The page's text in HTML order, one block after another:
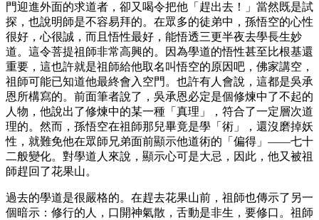
門迎進外面的求道者，卻又喝令把他「趕出去！」當然既是試
探，也說明師是不容易拜的。在眾多的徒弟中，孫悟空的心性
很好，心很誠，而且悟性最好，能悟透三更半夜去學長生妙
道。這令菩提祖師非常高興的。因為學道的悟性甚至比根基還
重要，這也許就是祖師給他取名叫悟空的原因吧，佛家講空，
祖師可能已知道他最終會入空門。也許有人會說，這都是吳承
恩所構寫的。前面筆者說了，吳承恩必定是個修煉中了不起的
人物，他說出了修煉中的某一種「真理」，符合了一定層次道
理的。然而，孫悟空在祖師那兒畢竟是學「術」，還沒磨掉妖
性，就難免他在眾師兄弟面前顯示他道術的「偏得」——七十
二般變化。對學道人來說，顯示心可是大忌，因此，他又被祖
師趕回了花果山。
過去的學道是很嚴格的。在趕去花果山前，祖師也傳示了另一
個暗示：修行的人，口開神氣散，舌動是非生，要修口。祖師